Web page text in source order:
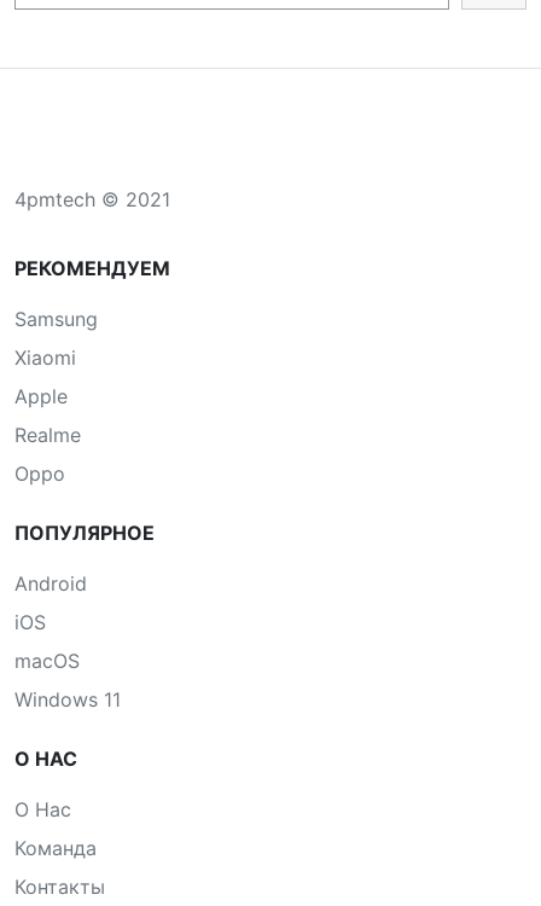
4pmtech © 2021
РЕКОМЕНДУЕМ
Samsung
Xiaomi
Apple
Realme
Oppo
ПОПУЛЯРНОЕ
Android
iOS
macOS
Windows 11
О НАС
О Нас
Команда
Контакты